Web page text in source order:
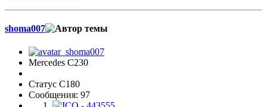
shoma007
Mercedes C230
Статус C180
Сообщения: 97